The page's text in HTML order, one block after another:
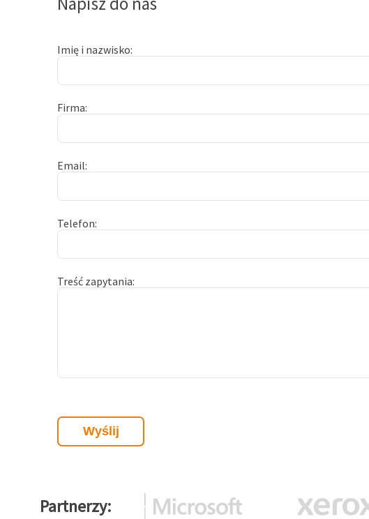
Imię i nazwisko
Firma
Email
Telefon
Treść zapytania
Partnerzy